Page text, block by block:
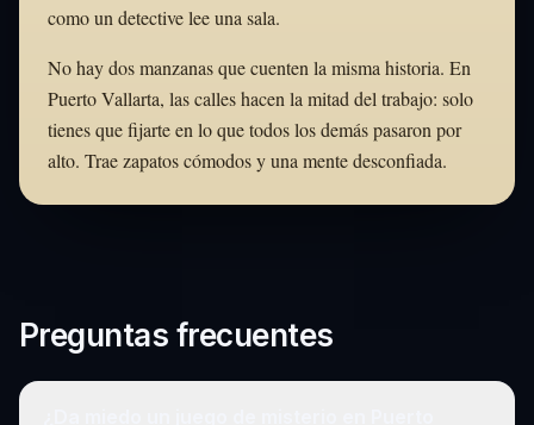
como un detective lee una sala.
No hay dos manzanas que cuenten la misma historia. En
Puerto Vallarta, las calles hacen la mitad del trabajo: solo
tienes que fijarte en lo que todos los demás pasaron por
alto. Trae zapatos cómodos y una mente desconfiada.
Preguntas frecuentes